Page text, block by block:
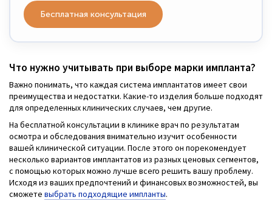
Бесплатная консультация
Что нужно учитывать при выборе марки импланта?
Важно понимать, что каждая система имплантатов имеет свои
преимущества и недостатки. Какие-то изделия больше подходят
для определенных клинических случаев, чем другие.
На бесплатной консультации в клинике врач по результатам
осмотра и обследования внимательно изучит особенности
вашей клинической ситуации. После этого он порекомендует
несколько вариантов имплантатов из разных ценовых сегментов,
с помощью которых можно лучше всего решить вашу проблему.
Исходя из ваших предпочтений и финансовых возможностей, вы
сможете выбрать подходящие импланты.